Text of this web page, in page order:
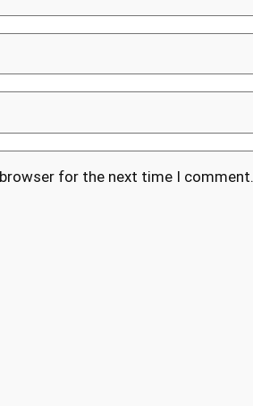
for the next time I comment.